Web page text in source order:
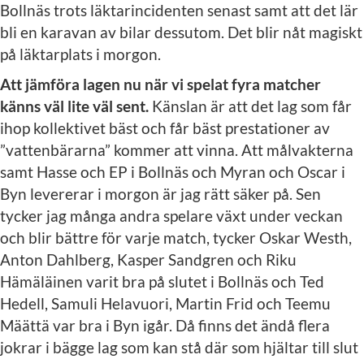
Bollnäs trots läktarincidenten senast samt att det lär
bli en karavan av bilar dessutom. Det blir nåt magiskt
på läktarplats i morgon.
Att jämföra lagen nu när vi spelat fyra matcher
känns väl lite väl sent. Känslan är att det lag som får
ihop kollektivet bäst och får bäst prestationer av
”vattenbärarna” kommer att vinna. Att målvakterna
samt Hasse och EP i Bollnäs och Myran och Oscar i
Byn levererar i morgon är jag rätt säker på. Sen
tycker jag många andra spelare växt under veckan
och blir bättre för varje match, tycker Oskar Westh,
Anton Dahlberg, Kasper Sandgren och Riku
Hämäläinen varit bra på slutet i Bollnäs och Ted
Hedell, Samuli Helavuori, Martin Frid och Teemu
Määttä var bra i Byn igår. Då finns det ändå flera
jokrar i bägge lag som kan stå där som hjältar till slut